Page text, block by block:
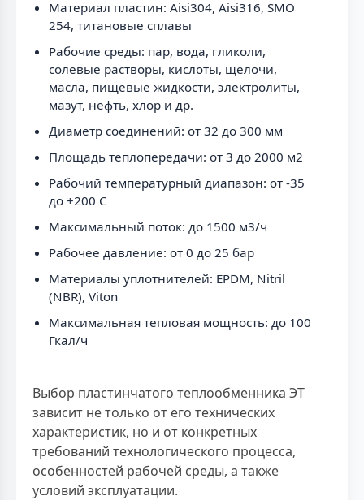
Материал пластин: Aisi304, Aisi316, SMO
254, титановые сплавы
Рабочие среды: пар, вода, гликоли,
солевые растворы, кислоты, щелочи,
масла, пищевые жидкости, электролиты,
мазут, нефть, хлор и др.
Диаметр соединений: от 32 до 300 мм
Площадь теплопередачи: от 3 до 2000 м2
Рабочий температурный диапазон: от -35
до +200 C
Максимальный поток: до 1500 м3/ч
Рабочее давление: от 0 до 25 бар
Материалы уплотнителей: EPDM, Nitril
(NBR), Viton
Максимальная тепловая мощность: до 100
Гкал/ч
Выбор пластинчатого теплообменника ЭТ
зависит не только от его технических
характеристик, но и от конкретных
требований технологического процесса,
особенностей рабочей среды, а также
условий эксплуатации.